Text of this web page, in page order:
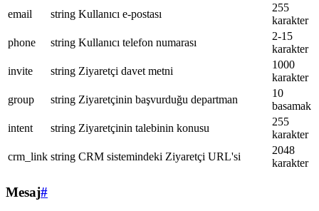
email
string Kullanıcı e-postası
255
karakter
phone
string Kullanıcı telefon numarası
2-15
karakter
invite
string Ziyaretçi davet metni
1000
karakter
group
string Ziyaretçinin başvurduğu departman
10
basamak
intent
string Ziyaretçinin talebinin konusu
255
karakter
crm_link string CRM sistemindeki Ziyaretçi URL'si
2048
karakter
Mesaj#